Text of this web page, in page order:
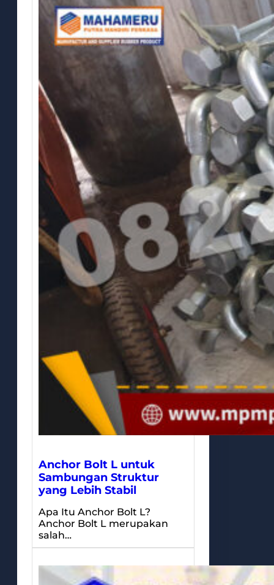
Anchor Bolt L untuk
Sambungan Struktur
yang Lebih Stabil
Apa Itu Anchor Bolt L?
Anchor Bolt L merupakan
salah…